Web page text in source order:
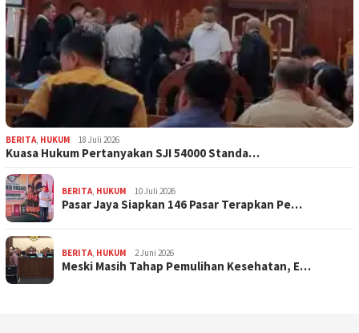
BERITA HUKUM 18 Juli 2026
Kuasa Hukum Pertanyakan SJI 54000 Standa…
BERITA HUKUM 10 Juli 2026
Pasar Jaya Siapkan 146 Pasar Terapkan Pe…
BERITA HUKUM 2 Juni 2026
Meski Masih Tahap Pemulihan Kesehatan, E…